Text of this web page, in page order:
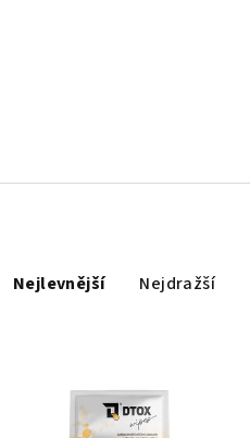
aNejlevnější Nejdražší